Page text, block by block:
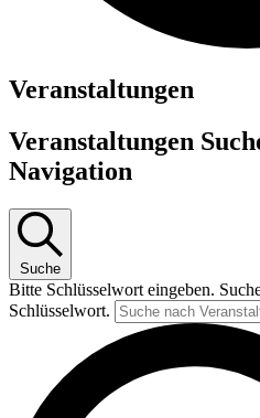
Veranstaltungen
Veranstaltungen
Navigation
Suche
Bitte Schlüsselwort eingeben.
Schlüsselwort.